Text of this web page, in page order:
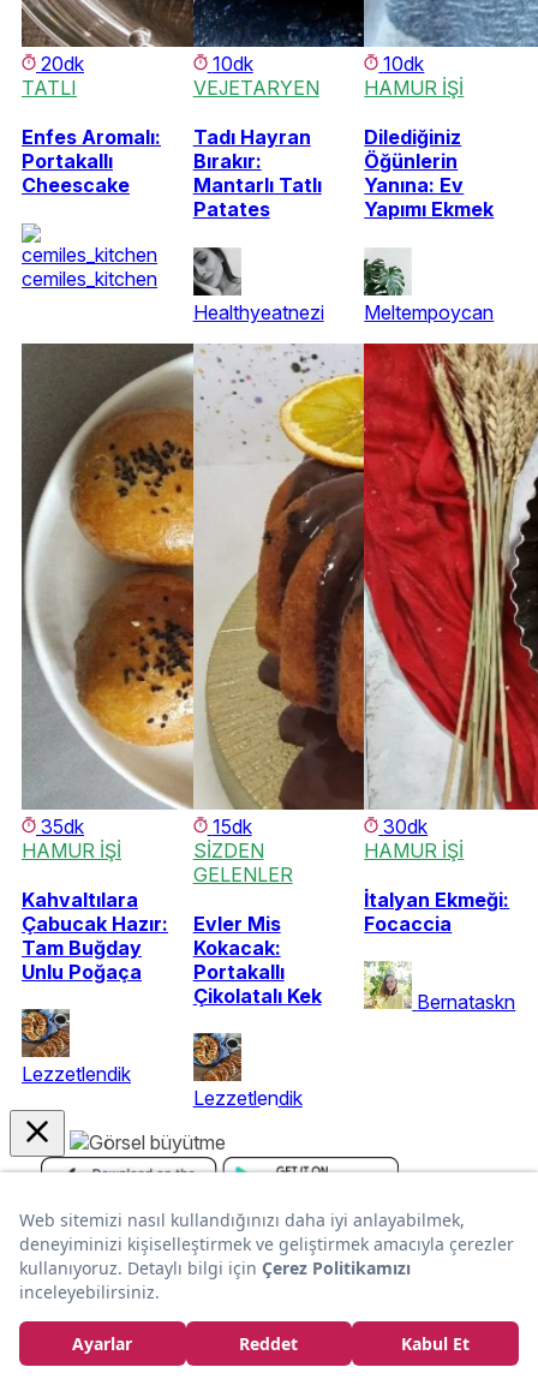
20dk
TATLI
Enfes Aromalı:
Portakallı
Cheescake
cemiles_kitchen
10dk
VEJETARYEN
Tadı Hayran
Bırakır:
Mantarlı Tatlı
Patates
Healthyeatnezi
10dk
HAMUR İŞİ
Dilediğiniz
Öğünlerin
Yanına: Ev
Yapımı Ekmek
Meltempoycan
35dk
HAMUR İŞİ
Kahvaltılara
Çabucak Hazır:
Tam Buğday
Unlu Poğaça
Lezzetlendik
15dk
SİZDEN
GELENLER
Evler Mis
Kokacak:
Portakallı
Çikolatalı Kek
Lezzetlendik
30dk
HAMUR İŞİ
İtalyan Ekmeği:
Focaccia
Bernataskn
Kurumsal
En Popüler Tarifler